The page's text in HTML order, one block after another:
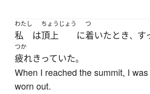
わたし
私 は
ちょうじょう
頂上 に
つ
着いたとき、 す
つか
疲れきっていた。
When I reached the summit, I
worn out.